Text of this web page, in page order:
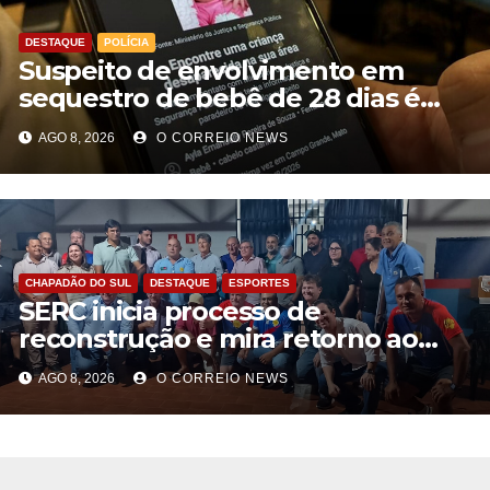
DESTAQUE POLÍCIA
Suspeito de envolvimento em
sequestro de bebê de 28 dias é
preso na Capital
AGO 8, 2026 O CORREIO NEWS
CHAPADÃO DO SUL DESTAQUE ESPORTES
SERC inicia processo de
reconstrução e mira retorno ao
futebol profissional em Chapadão
do Sul
AGO 8, 2026 O CORREIO NEWS